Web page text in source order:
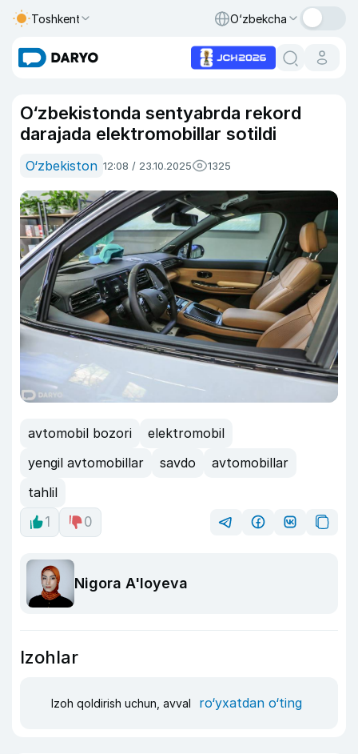
Toshkent O‘zbekcha
O‘zbekistonda sentyabrda rekord
darajada elektromobillar sotildi
O‘zbekiston 12:08 / 23.10.2025 1325
avtomobil bozori
elektromobil
yengil avtomobillar
savdo
avtomobillar
tahlil
1
0
Nigora A'loyeva
Izohlar
Izoh qoldirish uchun, avval ro‘yxatdan o‘ting